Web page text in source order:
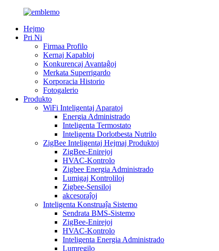
Hejmo
Pri Ni
Firmaa Profilo
Kernaj Kapabloj
Konkurencaj Avantaĝoj
Merkata Superrigardo
Korporacia Historio
Fotogalerio
Produkto
WiFi Inteligentaj Aparatoj
Energia Administrado
Inteligenta Termostato
Inteligenta Dorlotbesta Nutrilo
ZigBee Inteligentaj Hejmaj Produktoj
ZigBee-Enirejoj
HVAC-Kontrolo
Zigbee Energia Administrado
Lumigaj Kontroliloj
Zigbee-Sensiloj
akcesoraĵoj
Inteligenta Konstruaĵa Sistemo
Sendrata BMS-Sistemo
ZigBee-Enirejoj
HVAC-Kontrolo
Inteligenta Energia Administrado
Lumregilo